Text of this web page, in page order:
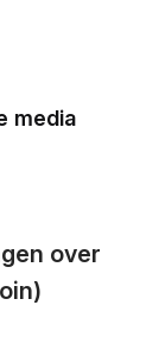
media
over